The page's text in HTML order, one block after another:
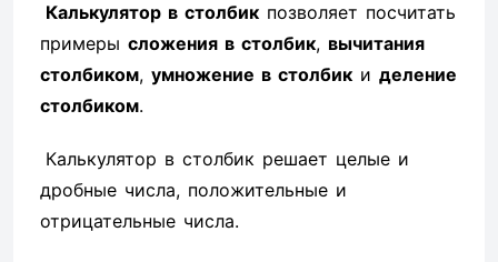
Калькулятор в столбик позволяет посчитать
примеры сложения в столбик, вычитания
столбиком, умножение в столбик и деление
столбиком.
Калькулятор в столбик решает целые и
дробные числа, положительные и
отрицательные числа.